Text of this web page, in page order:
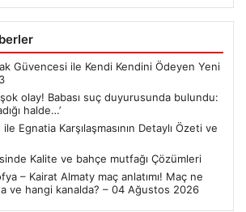
Güvencesi ile Kendi Kendini Ödeyen Yeni
şok olay! Babası suç duyurusunda bulundu:
halde…’
Egnatia Karşılaşmasının Detaylı Özeti ve
Kalite ve bahçe mutfağı Çözümleri
– Kairat Almaty maç anlatımı! Maç ne
ve hangi kanalda? – 04 Ağustos 2026